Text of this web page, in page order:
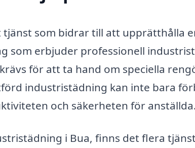
som bidrar till att upprätthålla
som erbjuder professionell
för att ta hand om speciella
industristädning kan inte bara
och säkerheten för anställda.
i Bua, finns det flera